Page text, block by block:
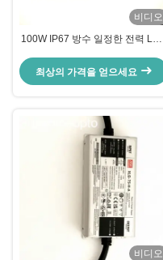
비디오
100W IP67 방수 일정한 전력 LED
전류
최상의 가격을 얻으세요
비디오